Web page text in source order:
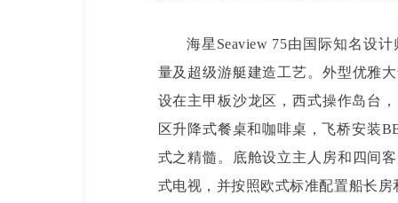
海星Seaview 75由国际知名设
量及超级游艇建造工艺。外型优雅
设在主甲板沙龙区，西式操作岛台
区升降式餐桌和咖啡桌，飞桥安装
式之精髓。底舱设立主人房和四间
式电视，并按照欧式标准配置船长